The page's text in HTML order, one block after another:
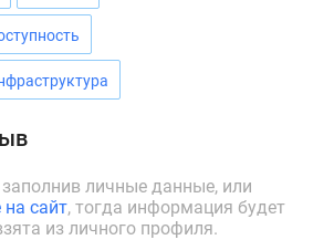
личные данные, или
на сайт, тогда информация будет
из личного профиля.